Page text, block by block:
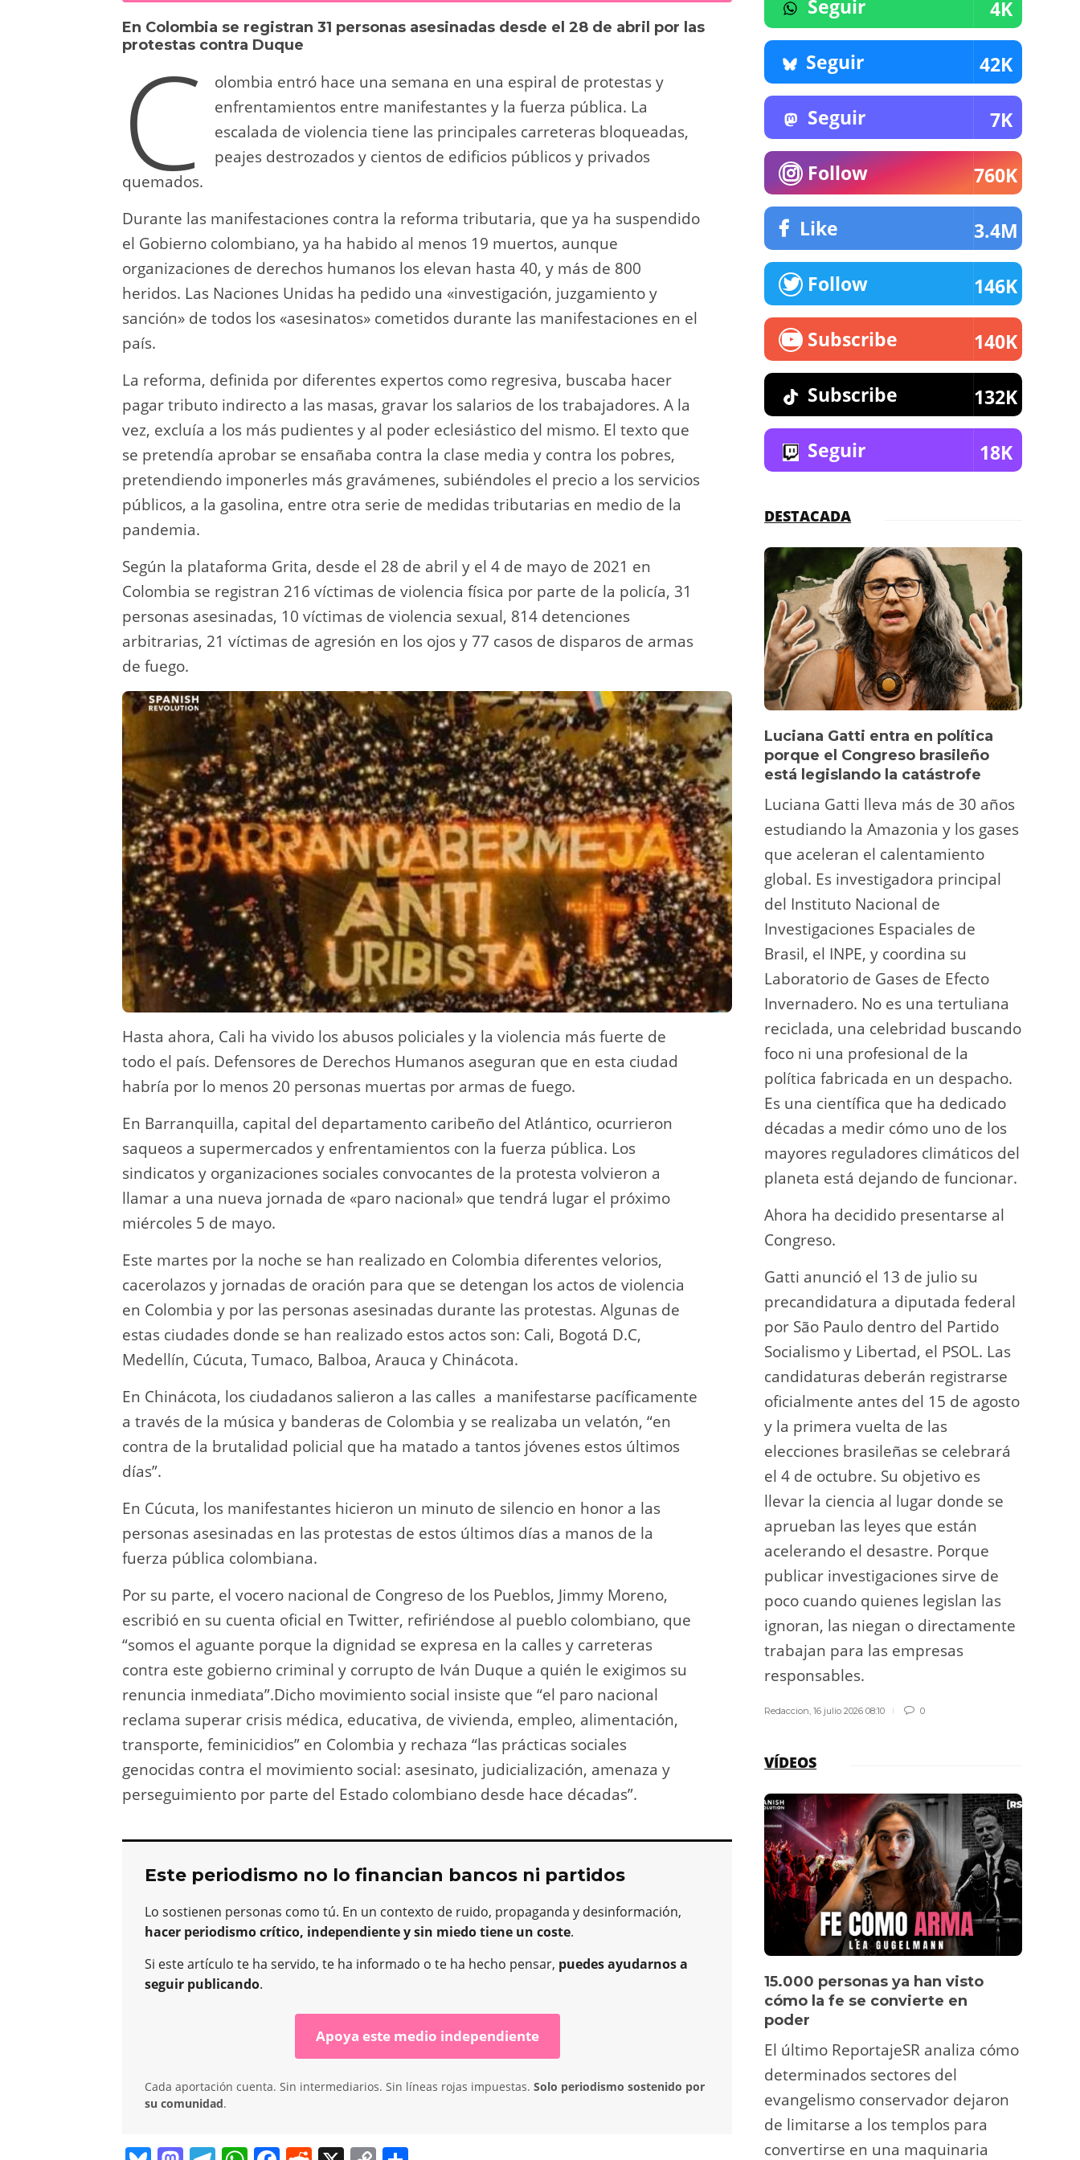
sk
y
o
d
o
gr
a
m
s
A
p
p
e
b
o
o
k
di
y
n
k
p
tir
En Colombia se registran 31 personas asesinadas desde el 28 de abril por las
protestas contra Duque
C
olombia entró hace una semana en una espiral de protestas y
enfrentamientos entre manifestantes y la fuerza pública. La
escalada de violencia tiene las principales carreteras bloqueadas,
peajes destrozados y cientos de edificios públicos y privados
quemados.
Durante las manifestaciones contra la reforma tributaria, que ya ha suspendido
el Gobierno colombiano, ya ha habido al menos 19 muertos, aunque
organizaciones de derechos humanos los elevan hasta 40, y más de 800
heridos. Las Naciones Unidas ha pedido una «investigación, juzgamiento y
sanción» de todos los «asesinatos» cometidos durante las manifestaciones en el
país.
La reforma, definida por diferentes expertos como regresiva, buscaba hacer
pagar tributo indirecto a las masas, gravar los salarios de los trabajadores. A la
vez, excluía a los más pudientes y al poder eclesiástico del mismo. El texto que
se pretendía aprobar se ensañaba contra la clase media y contra los pobres,
pretendiendo imponerles más gravámenes, subiéndoles el precio a los servicios
públicos, a la gasolina, entre otra serie de medidas tributarias en medio de la
pandemia.
Según la plataforma Grita, desde el 28 de abril y el 4 de mayo de 2021 en
Colombia se registran 216 víctimas de violencia física por parte de la policía, 31
personas asesinadas, 10 víctimas de violencia sexual, 814 detenciones
arbitrarias, 21 víctimas de agresión en los ojos y 77 casos de disparos de armas
de fuego.
Hasta ahora, Cali ha vivido los abusos policiales y la violencia más fuerte de
todo el país. Defensores de Derechos Humanos aseguran que en esta ciudad
habría por lo menos 20 personas muertas por armas de fuego.
En Barranquilla, capital del departamento caribeño del Atlántico, ocurrieron
saqueos a supermercados y enfrentamientos con la fuerza pública. Los
sindicatos y organizaciones sociales convocantes de la protesta volvieron a
llamar a una nueva jornada de «paro nacional» que tendrá lugar el próximo
miércoles 5 de mayo.
Este martes por la noche se han realizado en Colombia diferentes velorios,
cacerolazos y jornadas de oración para que se detengan los actos de violencia
en Colombia y por las personas asesinadas durante las protestas. Algunas de
estas ciudades donde se han realizado estos actos son: Cali, Bogotá D.C,
Medellín, Cúcuta, Tumaco, Balboa, Arauca y Chinácota.
En Chinácota, los ciudadanos salieron a las calles a manifestarse pacíficamente
a través de la música y banderas de Colombia y se realizaba un velatón, “en
contra de la brutalidad policial que ha matado a tantos jóvenes estos últimos
días”.
En Cúcuta, los manifestantes hicieron un minuto de silencio en honor a las
personas asesinadas en las protestas de estos últimos días a manos de la
fuerza pública colombiana.
Por su parte, el vocero nacional de Congreso de los Pueblos, Jimmy Moreno,
escribió en su cuenta oficial en Twitter, refiriéndose al pueblo colombiano, que
“somos el aguante porque la dignidad se expresa en la calles y carreteras
contra este gobierno criminal y corrupto de Iván Duque a quién le exigimos su
renuncia inmediata”.Dicho movimiento social insiste que “el paro nacional
reclama superar crisis médica, educativa, de vivienda, empleo, alimentación,
transporte, feminicidios” en Colombia y rechaza “las prácticas sociales
genocidas contra el movimiento social: asesinato, judicialización, amenaza y
perseguimiento por parte del Estado colombiano desde hace décadas”.
Este periodismo no lo financian bancos ni partidos
Lo sostienen personas como tú. En un contexto de ruido, propaganda y desinformación,
hacer periodismo crítico, independiente y sin miedo tiene un coste.
Si este artículo te ha servido, te ha informado o te ha hecho pensar, puedes ayudarnos a
seguir publicando.
Apoya este medio independiente
Cada aportación cuenta. Sin intermediarios. Sin líneas rojas impuestas. Solo periodismo sostenido por
su comunidad.
Seguir 4K
Seguir 42K
Seguir 7K
Follow 760K
Like 3.4M
Follow 146K
Subscribe 140K
Subscribe 132K
Seguir 18K
DESTACADA
Luciana Gatti entra en política
porque el Congreso brasileño
está legislando la catástrofe
Luciana Gatti lleva más de 30 años
estudiando la Amazonia y los gases
que aceleran el calentamiento
global. Es investigadora principal
del Instituto Nacional de
Investigaciones Espaciales de
Brasil, el INPE, y coordina su
Laboratorio de Gases de Efecto
Invernadero. No es una tertuliana
reciclada, una celebridad buscando
foco ni una profesional de la
política fabricada en un despacho.
Es una científica que ha dedicado
décadas a medir cómo uno de los
mayores reguladores climáticos del
planeta está dejando de funcionar.
Ahora ha decidido presentarse al
Congreso.
Gatti anunció el 13 de julio su
precandidatura a diputada federal
por São Paulo dentro del Partido
Socialismo y Libertad, el PSOL. Las
candidaturas deberán registrarse
oficialmente antes del 15 de agosto
y la primera vuelta de las
elecciones brasileñas se celebrará
el 4 de octubre. Su objetivo es
llevar la ciencia al lugar donde se
aprueban las leyes que están
acelerando el desastre. Porque
publicar investigaciones sirve de
poco cuando quienes legislan las
ignoran, las niegan o directamente
trabajan para las empresas
responsables.
Redaccion ,16 julio 2026 08:10 0
VÍDEOS
15.000 personas ya han visto
cómo la fe se convierte en
poder
El último ReportajeSR analiza cómo
determinados sectores del
evangelismo conservador dejaron
de limitarse a los templos para
convertirse en una maquinaria